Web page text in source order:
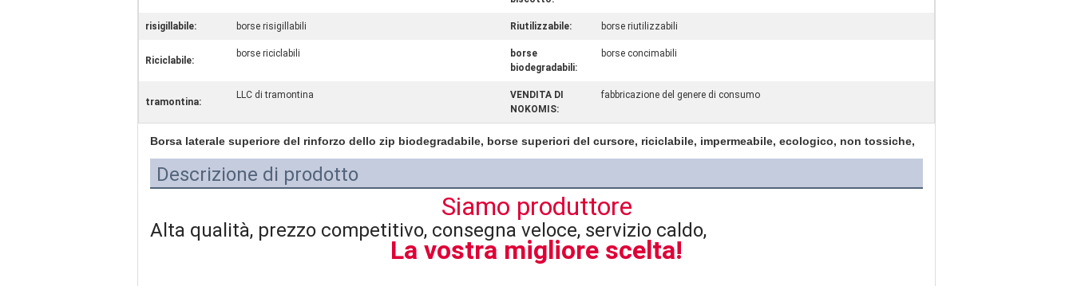
risigillabile: borse risigillabili Riutilizzabile: borse riutilizzabili
Riciclabile:
borse riciclabili
borse
biodegradabili:
borse concimabili
tramontina:
LLC di tramontina
VENDITA DI
NOKOMIS:
fabbricazione del genere di consumo
Borsa laterale superiore del rinforzo dello zip biodegradabile, borse superiori del cursore, riciclabile, impermeabile, ecologico, non tossiche,
Descrizione di prodotto
Siamo produttore
Alta qualità, prezzo competitivo, consegna veloce, servizio caldo,
La vostra migliore scelta!